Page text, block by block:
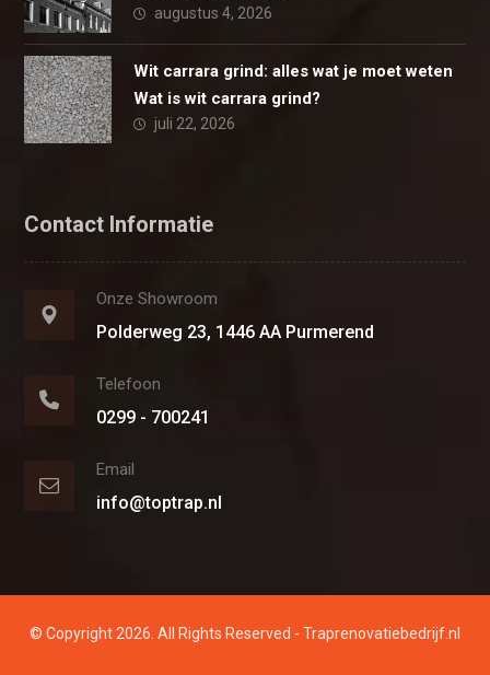
augustus 4, 2026
Wit carrara grind: alles wat je moet weten
Wat is wit carrara grind?
juli 22, 2026
Contact Informatie
Onze Showroom
Polderweg 23, 1446 AA Purmerend
Telefoon
0299 - 700241
Email
info@toptrap.nl
© Copyright 2026. All Rights Reserved - Traprenovatiebedrijf.nl